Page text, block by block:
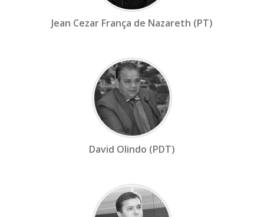
Jean Cezar França de Nazareth (PT)
David Olindo (PDT)